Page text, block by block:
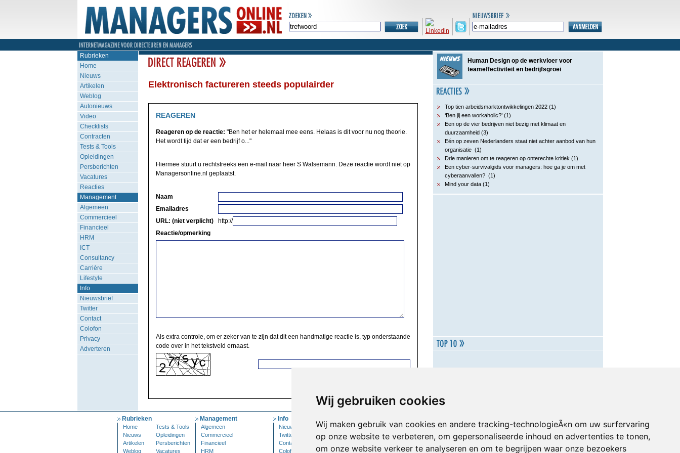
Wij gebruiken cookies
Wij maken gebruik van cookies en andere tracking-technologieÃ«n om uw surfervaring
op onze website te verbeteren, om gepersonaliseerde inhoud en advertenties te tonen,
om onze website verkeer te analyseren en om te begrijpen waar onze bezoekers
Rubrieken
Home
Nieuws
Artikelen
Weblog
Autonieuws
Video
Checklists
Contracten
Tests & Tools
Opleidingen
Persberichten
Vacatures
Reacties
Management
Algemeen
Commercieel
Financieel
HRM
ICT
Consultancy
Carrière
Lifestyle
Info
Nieuwsbrief
Twitter
Contact
Colofon
Privacy
Adverteren
Elektronisch factureren steeds populairder
REAGEREN
Reageren op de reactie: "Ben het er helemaal mee eens. Helaas is dit voor nu nog theorie.
Het wordt tijd dat er een bedrijf o..."
Hiermee stuurt u rechtstreeks een e-mail naar heer S Walsemann. Deze reactie wordt niet op
Managersonline.nl geplaatst.
Naam
Emailadres
URL: (niet verplicht)
http://
Reactie/opmerking
Als extra controle, om er zeker van te zijn dat dit een handmatige reactie is, typ onderstaande
code over in het tekstveld ernaast.
Human Design op de werkvloer voor
teameffectiviteit en bedrijfsgroei
Top tien arbeidsmarktontwikkelingen 2022 (1)
‘Ben jij een workaholic?’ (1)
Een op de vier bedrijven niet bezig met klimaat en
duurzaamheid (3)
Eén op zeven Nederlanders staat niet achter aanbod van hun
organisatie (1)
Drie manieren om te reageren op onterechte kritiek (1)
Een cyber-survivalgids voor managers: hoe ga je om met
cyberaanvallen? (1)
Mind your data (1)
Rubrieken
Home
Tests & Tools
Nieuws
Opleidingen
Artikelen
Persberichten
Weblog
Vacatures
Management
Algemeen
Commercieel
Financieel
HRM
Info
Nieuwsbrief
Twitter
Contact
Colofon
Inloggen